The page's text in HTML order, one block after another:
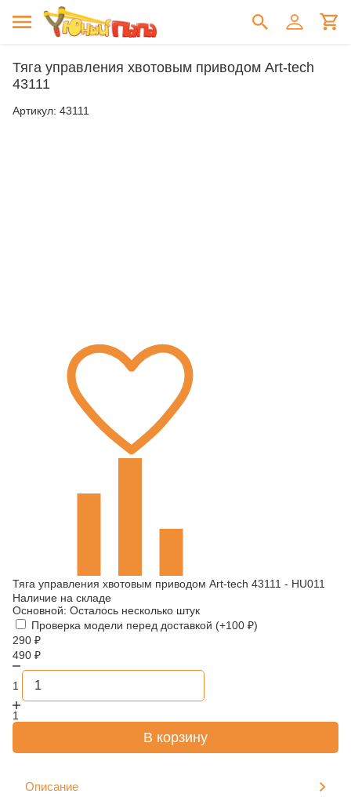
Тяга управления хвотовым приводом Art-tech
43111
Артикул: 43111
Тяга управления хвотовым приводом Art-tech 43111 - HU011
Наличие на складе
Основной: Осталось несколько штук
Проверка модели перед доставкой (+100 ₽)
290 ₽
490 ₽
1
1
В корзину
Описание